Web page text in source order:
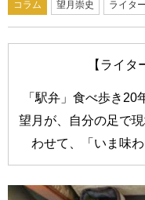
コラム 望月崇史 ライタ
【ライタ
「駅弁」食べ歩き
望月が、自分の足で
わせて、「いま味